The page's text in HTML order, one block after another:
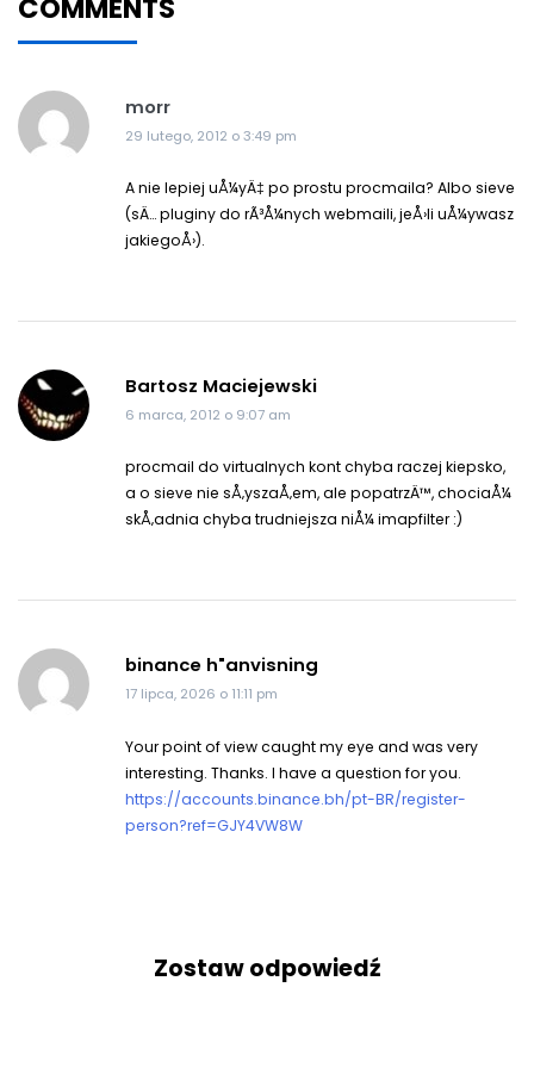
COMMENTS
morr
29 lutego, 2012 o 3:49 pm
A nie lepiej uÅ¼yÄ‡ po prostu procmaila? Albo sieve
(sÄ… pluginy do rÃ³Å¼nych webmaili, jeÅ›li uÅ¼ywasz
jakiegoÅ›).
Bartosz Maciejewski
6 marca, 2012 o 9:07 am
procmail do virtualnych kont chyba raczej kiepsko,
a o sieve nie sÅ‚yszaÅ‚em, ale popatrzÄ™, chociaÅ¼
skÅ‚adnia chyba trudniejsza niÅ¼ imapfilter :)
binance h"anvisning
17 lipca, 2026 o 11:11 pm
Your point of view caught my eye and was very
interesting. Thanks. I have a question for you.
https://accounts.binance.bh/pt-BR/register-
person?ref=GJY4VW8W
Zostaw odpowiedź